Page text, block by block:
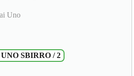
Uno
SBIRRO / 2